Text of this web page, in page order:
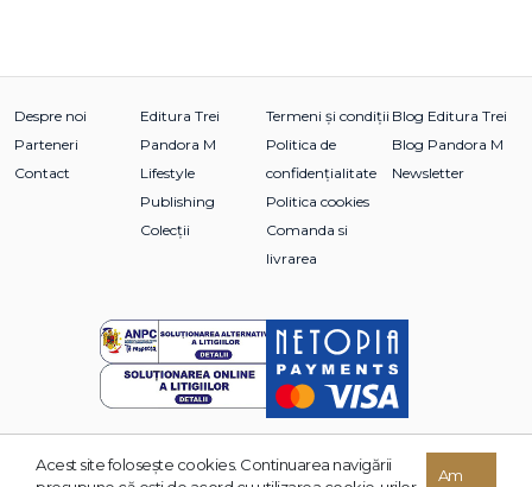
Despre noi
Parteneri
Contact
Editura Trei
Pandora M
Lifestyle
Publishing
Colecții
Termeni și condiții
Politica de
confidențialitate
Politica cookies
Comanda si
livrarea
Blog Editura Trei
Blog Pandora M
Newsletter
© 2026 Grupul Editorial TREI. Toate drepturile rezervate.
Acest site foloseşte cookies. Continuarea navigării
Am